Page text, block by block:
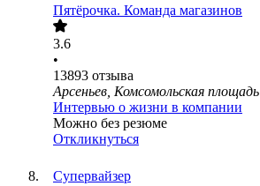
Пятёрочка. Команда магазинов
3.6
•
13893 отзыва
Арсеньев, Комсомольская площадь
Интервью о жизни в компании
Можно без резюме
Откликнуться
Супервайзер